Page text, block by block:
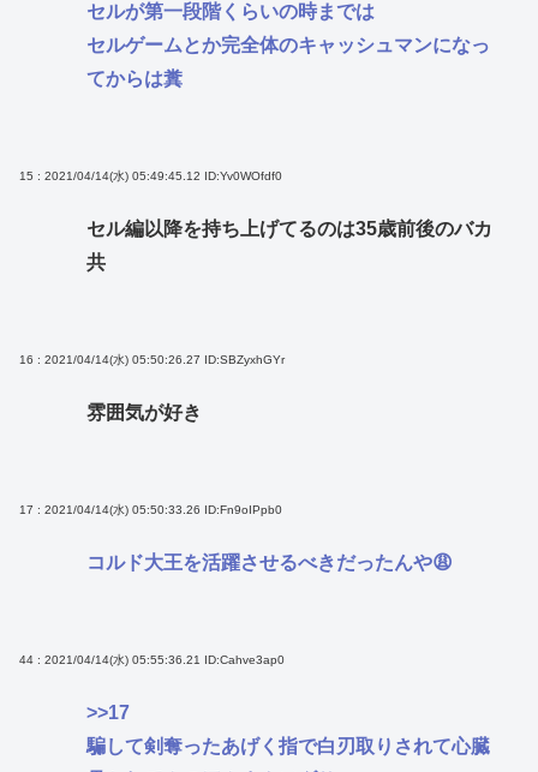
セルが第一段階くらいの時までは
セルゲームとか完全体のキャッシュマンになっ
てからは糞
15 : 2021/04/14(水) 05:49:45.12 ID:Yv0WOfdf0
セル編以降を持ち上げてるのは35歳前後のバカ
共
16 : 2021/04/14(水) 05:50:26.27 ID:SBZyxhGYr
雰囲気が好き
17 : 2021/04/14(水) 05:50:33.26 ID:Fn9oIPpb0
コルド大王を活躍させるべきだったんや😩
44 : 2021/04/14(水) 05:55:36.21 ID:Cahve3ap0
>>17
騙して剣奪ったあげく指で白刃取りされて心臓